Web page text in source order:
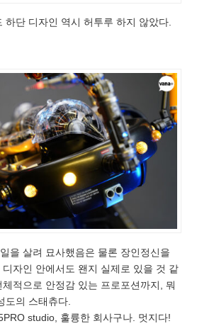
하단 디자인 역시 허투루 하지 않았다.
을 살려 묘사했음은 물론 장인정신을
자인 안에서도 왠지 실제로 있을 것 같
적으로 안정감 있는 프로포션까지, 뭐
도의 스태츄다.
studio, 훌륭한 회사구나. 멋지다!